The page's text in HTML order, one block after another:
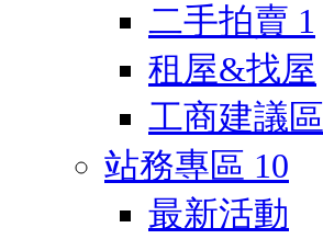
二手拍賣 1
租屋&找屋
工商建議區
站務專區 10
最新活動